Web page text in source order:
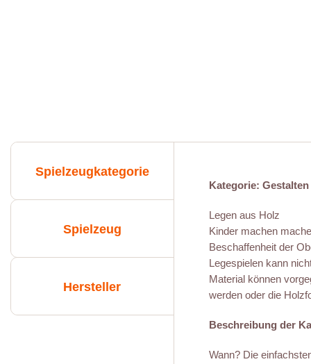
Spielzeugkategorie
Spielzeug
Hersteller
Kategorie:
Legen aus Holz
Kinder machen
Beschaffenheit der
Legespielen kann
Material können
werden oder die
Beschreibung der
Wann? Die